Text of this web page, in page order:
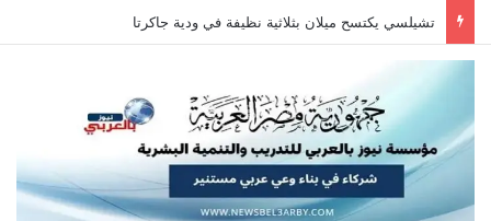
تشيلسي يكتسح ميلان بثلاثية نظيفة في ودية جاكرتا